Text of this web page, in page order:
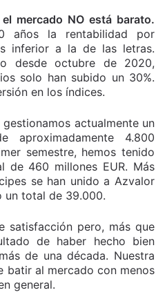
mercado NO está barato.
años la rentabilidad por
inferior a la de las letras.
desde octubre de 2020,
solo han subido un 30%.
en los índices.
actualmente un
aproximadamente 4.800
semestre, hemos tenido
de 460 millones EUR. Más
se han unido a Azvalor
un total de 39.000.
satisfacción pero, más que
de haber hecho bien
de una década. Nuestra
batir al mercado con menos
general.